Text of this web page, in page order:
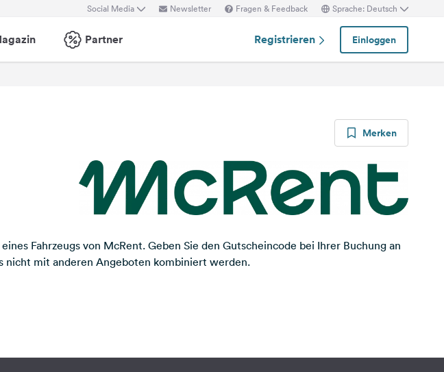
Social Media Newsletter Fragen & Feedback Sprache: Deutsch
Partner Registrieren Einloggen
Merken
Fahrzeugs von McRent. Geben Sie den Gutscheincode bei Ihrer Buchung an
nicht mit anderen Angeboten kombiniert werden.